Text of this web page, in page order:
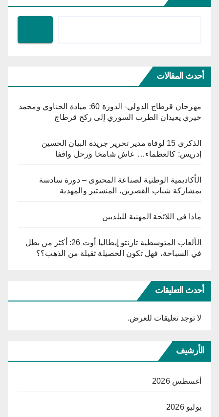
أحدث المقالات
مهرجان قرطاج الدولي- الدورة 60: ميادة الحناوي ومحمد
خيري يعيدان الطرب السوري إلى ركح قرطاج
الذكرى 15 لوفاة مدير تحرير جريدة البيان الحسين
إدريس: كالعظماء… عاش شامخا ورحل واقفا
الأكاديمية الوطنية لصناعة المحتوى – دورة سادسة
بمشاركة شباب القصرين، المنستير والمهدية
ماذا في اللائحة المهنية للبلديين
الألعاب المتوسطية تارنتو إيطاليا أوت 26: أكثر من بطل
في السباحة، فهل تكون الحصيلة ثقيلة من الذهب؟؟
أحدث التعليقات
لا توجد تعليقات للعرض.
الأرشيف
أغسطس 2026
يوليو 2026